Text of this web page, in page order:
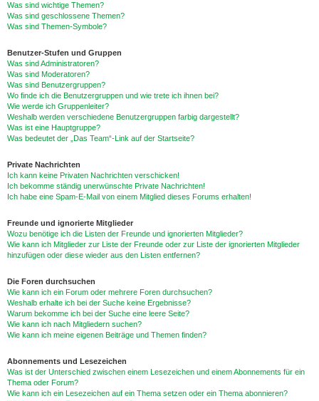
Was sind wichtige Themen?
Was sind geschlossene Themen?
Was sind Themen-Symbole?
Benutzer-Stufen und Gruppen
Was sind Administratoren?
Was sind Moderatoren?
Was sind Benutzergruppen?
Wo finde ich die Benutzergruppen und wie trete ich ihnen bei?
Wie werde ich Gruppenleiter?
Weshalb werden verschiedene Benutzergruppen farbig dargestellt?
Was ist eine Hauptgruppe?
Was bedeutet der „Das Team“-Link auf der Startseite?
Private Nachrichten
Ich kann keine Privaten Nachrichten verschicken!
Ich bekomme ständig unerwünschte Private Nachrichten!
Ich habe eine Spam-E-Mail von einem Mitglied dieses Forums erhalten!
Freunde und ignorierte Mitglieder
Wozu benötige ich die Listen der Freunde und ignorierten Mitglieder?
Wie kann ich Mitglieder zur Liste der Freunde oder zur Liste der ignorierten Mitglieder
hinzufügen oder diese wieder aus den Listen entfernen?
Die Foren durchsuchen
Wie kann ich ein Forum oder mehrere Foren durchsuchen?
Weshalb erhalte ich bei der Suche keine Ergebnisse?
Warum bekomme ich bei der Suche eine leere Seite?
Wie kann ich nach Mitgliedern suchen?
Wie kann ich meine eigenen Beiträge und Themen finden?
Abonnements und Lesezeichen
Was ist der Unterschied zwischen einem Lesezeichen und einem Abonnements für ein
Thema oder Forum?
Wie kann ich ein Lesezeichen auf ein Thema setzen oder ein Thema abonnieren?